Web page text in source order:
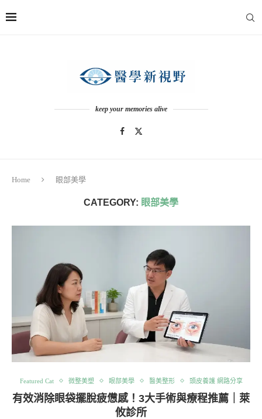
keep your memories alive
Home 眼部美學
CATEGORY: 眼部美學
Featured Cat 微整美塑 眼部美學 醫美整形 頭皮養護 網路分享
有效消除眼袋擺脫疲憊感！3大手術與療程推薦｜萊
攸診所